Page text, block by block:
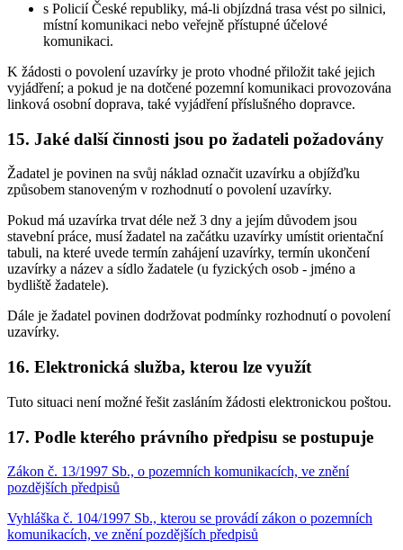
s Policií České republiky, má-li objízdná trasa vést po silnici,
místní komunikaci nebo veřejně přístupné účelové
komunikaci.
K žádosti o povolení uzavírky je proto vhodné přiložit také jejich
vyjádření; a pokud je na dotčené pozemní komunikaci provozována
linková osobní doprava, také vyjádření příslušného dopravce.
15. Jaké další činnosti jsou po žadateli požadovány
Žadatel je povinen na svůj náklad označit uzavírku a objížďku
způsobem stanoveným v rozhodnutí o povolení uzavírky.
Pokud má uzavírka trvat déle než 3 dny a jejím důvodem jsou
stavební práce, musí žadatel na začátku uzavírky umístit orientační
tabuli, na které uvede termín zahájení uzavírky, termín ukončení
uzavírky a název a sídlo žadatele (u fyzických osob - jméno a
bydliště žadatele).
Dále je žadatel povinen dodržovat podmínky rozhodnutí o povolení
uzavírky.
16. Elektronická služba, kterou lze využít
Tuto situaci není možné řešit zasláním žádosti elektronickou poštou.
17. Podle kterého právního předpisu se postupuje
Zákon č. 13/1997 Sb., o pozemních komunikacích, ve znění
pozdějších předpisů
Vyhláška č. 104/1997 Sb., kterou se provádí zákon o pozemních
komunikacích, ve znění pozdějších předpisů